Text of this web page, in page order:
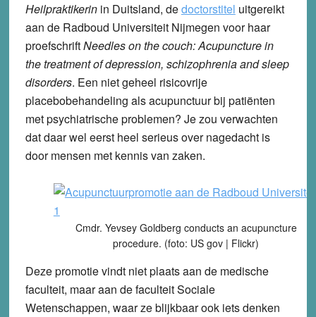
Heilpraktikerinin Duitsland, dedoctorstitel uitgereikt
aan de Radboud Universiteit Nijmegen voor haar
proefschriftNeedles on the couch: Acupuncture in
the treatment of depression, schizophrenia and sleep
disorders. Een niet geheel risicovrije
placebobehandeling als acupunctuur bij patiënten
met psychiatrische problemen? Je zou verwachten
dat daar wel eerst heel serieus over nagedacht is
door mensen met kennis van zaken.
Cmdr. Yevsey Goldberg conducts an acupuncture
procedure. (foto: US gov | Flickr)
Deze promotie vindt niet plaats aan de medische
faculteit, maar aan de faculteit Sociale
Wetenschappen, waar ze blijkbaar ook iets denken